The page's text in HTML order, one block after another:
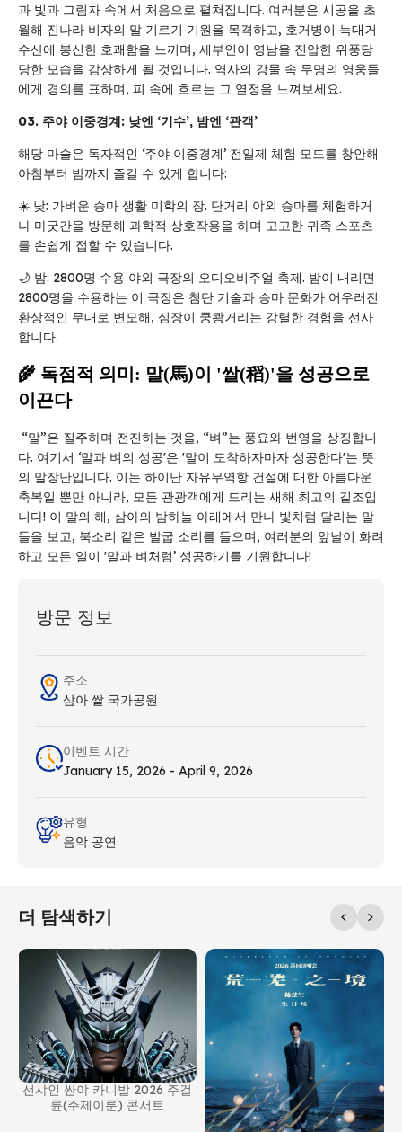
과 빛과 그림자 속에서 처음으로 펼쳐집니다. 여러분은 시공을 초
월해 진나라 비자의 말 기르기 기원을 목격하고, 호거병이 늑대거
수산에 봉신한 호쾌함을 느끼며, 세부인이 영남을 진압한 위풍당
당한 모습을 감상하게 될 것입니다. 역사의 강물 속 무명의 영웅들
에게 경의를 표하며, 피 속에 흐르는 그 열정을 느껴보세요.
03. 주야 이중경계: 낮엔 ‘기수’, 밤엔 ‘관객’
해당 마술은 독자적인 ‘주야 이중경계’ 전일제 체험 모드를 창안해
아침부터 밤까지 즐길 수 있게 합니다:
☀️ 낮: 가벼운 승마 생활 미학의 장. 단거리 야외 승마를 체험하거
나 마굿간을 방문해 과학적 상호작용을 하며 고고한 귀족 스포츠
를 손쉽게 접할 수 있습니다.
🌙 밤: 2800명 수용 야외 극장의 오디오비주얼 축제. 밤이 내리면
2800명을 수용하는 이 극장은 첨단 기술과 승마 문화가 어우러진
환상적인 무대로 변모해, 심장이 쿵쾅거리는 강렬한 경험을 선사
합니다.
🌾 독점적 의미: 말(馬)이 '쌀(稻)'을 성공으로
이끈다
“말”은 질주하며 전진하는 것을, “벼”는 풍요와 번영을 상징합니
다. 여기서 ‘말과 벼의 성공'은 '말이 도착하자마자 성공한다'는 뜻
의 말장난입니다. 이는 하이난 자유무역항 건설에 대한 아름다운
축복일 뿐만 아니라, 모든 관광객에게 드리는 새해 최고의 길조입
니다! 이 말의 해, 삼아의 밤하늘 아래에서 만나 빛처럼 달리는 말
들을 보고, 북소리 같은 발굽 소리를 들으며, 여러분의 앞날이 화려
하고 모든 일이 '말과 벼처럼’ 성공하기를 기원합니다!
방문 정보
주소
삼아 쌀 국가공원
이벤트 시간
January 15, 2026 - April 9, 2026
유형
음악 공연
더 탐색하기
선샤인 싼야 카니발 2026 주걸
륜(주제이룬) 콘서트